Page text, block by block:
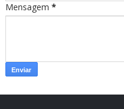
Mensagem *